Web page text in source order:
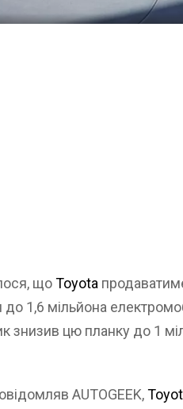
щоToyota
1,6 мільйона
знизив цю планку до 1
AUTOGEEK,